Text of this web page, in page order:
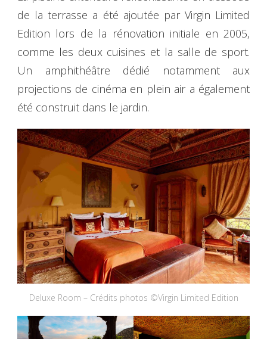
de la terrasse a été ajoutée par Virgin Limited
Edition lors de la rénovation initiale en 2005,
comme les deux cuisines et la salle de sport.
Un amphithéâtre dédié notamment aux
projections de cinéma en plein air a également
été construit dans le jardin.
Deluxe Room – Crédits photos ©Virgin Limited Edition